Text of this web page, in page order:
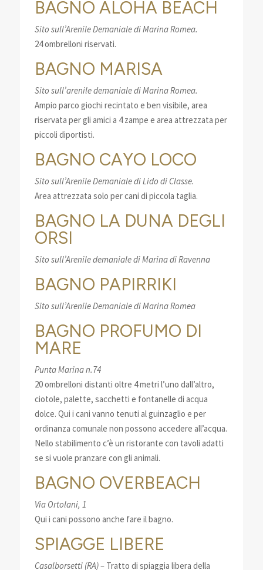
BAGNO ALOHA BEACH
Sito sull’Arenile Demaniale di Marina Romea.
24 ombrelloni riservati.
BAGNO MARISA
Sito sull’arenile demaniale di Marina Romea.
Ampio parco giochi recintato e ben visibile, area
riservata per gli amici a 4 zampe e area attrezzata per
piccoli diportisti.
BAGNO CAYO LOCO
Sito sull’Arenile Demaniale di Lido di Classe.
Area attrezzata solo per cani di piccola taglia.
BAGNO LA DUNA DEGLI
ORSI
Sito sull’Arenile demaniale di Marina di Ravenna
BAGNO PAPIRRIKI
Sito sull’Arenile Demaniale di Marina Romea
BAGNO PROFUMO DI
MARE
Punta Marina n.74
20 ombrelloni distanti oltre 4 metri l’uno dall’altro,
ciotole, palette, sacchetti e fontanelle di acqua
dolce. Qui i cani vanno tenuti al guinzaglio e per
ordinanza comunale non possono accedere all’acqua.
Nello stabilimento c’è un ristorante con tavoli adatti
se si vuole pranzare con gli animali.
BAGNO OVERBEACH
Via Ortolani, 1
Qui i cani possono anche fare il bagno.
SPIAGGE LIBERE
Casalborsetti (RA) – Tratto di spiaggia libera della